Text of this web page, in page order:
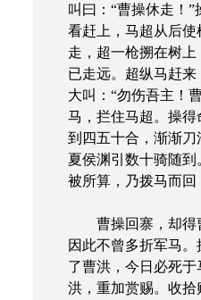
叫曰：“曹操休走！
看赶上，马超从后
走，超一枪搠在树
已走远。超纵马赶来
大叫：“勿伤吾主！
马，拦住马超。操
到四五十合，渐渐刀
夏侯渊引数十骑随
被所算，乃拨马而回
曹操回寨，却得
因此不曾多折军马
了曹洪，今日必死
洪，重加赏赐。收